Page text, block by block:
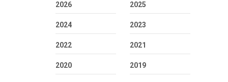
2026 2025
2024 2023
2022 2021
2020 2019